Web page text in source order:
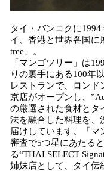
タイ・バンコクに
イ、香港と世界各国に
tree」。
「マンゴツリー」は
りの裏手にある100年
レストランで、ロンド
京店がオープンし、
の厳選された食材とタ
法を融合した料理を、
届けしています。「
審査で5つ星にあたる
る“THAI SELECT
姉妹店として、タイ伝